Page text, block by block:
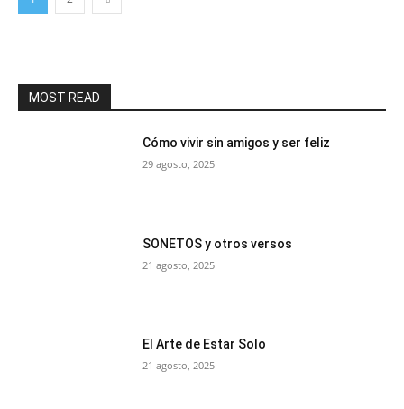
MOST READ
Cómo vivir sin amigos y ser feliz
29 agosto, 2025
SONETOS y otros versos
21 agosto, 2025
El Arte de Estar Solo
21 agosto, 2025